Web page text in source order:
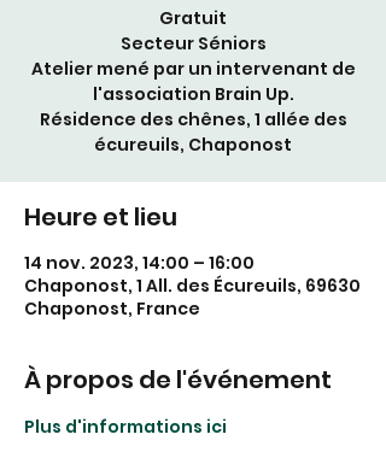
Gratuit
Secteur Séniors
Atelier mené par un intervenant de
l'association Brain Up.
Résidence des chênes, 1 allée des
écureuils, Chaponost
Heure et lieu
14 nov. 2023, 14:00 – 16:00
Chaponost, 1 All. des Écureuils, 69630
Chaponost, France
À propos de l'événement
Plus d'informations ici